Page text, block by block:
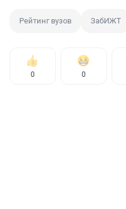
Рейтинг вузов ЗабИЖТ
0 0